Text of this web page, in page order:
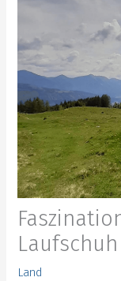
Land